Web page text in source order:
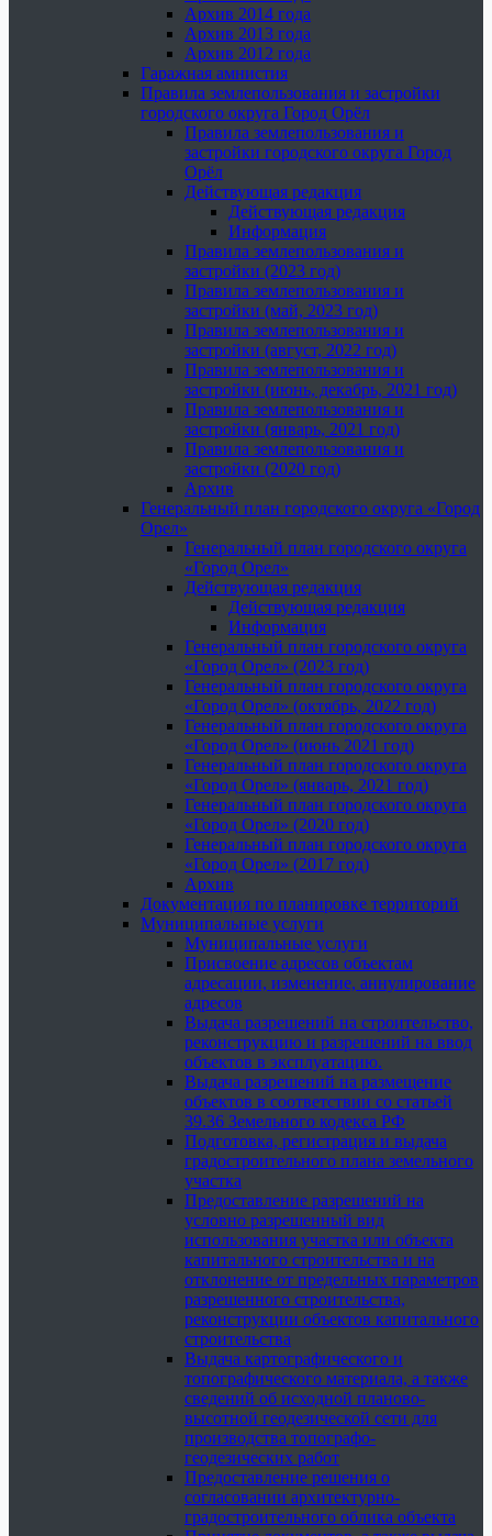
Архив 2014 года
Архив 2013 года
Архив 2012 года
Гаражная амнистия
Правила землепользования и застройки
городского округа Город Орёл
Правила землепользования и
застройки городского округа Город
Орёл
Действующая редакция
Действующая редакция
Информация
Правила землепользования и
застройки (2023 год)
Правила землепользования и
застройки (май, 2023 год)
Правила землепользования и
застройки (август, 2022 год)
Правила землепользования и
застройки (июнь, декабрь, 2021 год)
Правила землепользования и
застройки (январь, 2021 год)
Правила землепользования и
застройки (2020 год)
Архив
Генеральный план городского округа «Город
Орел»
Генеральный план городского округа
«Город Орел»
Действующая редакция
Действующая редакция
Информация
Генеральный план городского округа
«Город Орел» (2023 год)
Генеральный план городского округа
«Город Орел» (октябрь, 2022 год)
Генеральный план городского округа
«Город Орел» (июнь 2021 год)
Генеральный план городского округа
«Город Орел» (январь, 2021 год)
Генеральный план городского округа
«Город Орел» (2020 год)
Генеральный план городского округа
«Город Орел» (2017 год)
Архив
Документация по планировке территорий
Муниципальные услуги
Муниципальные услуги
Присвоение адресов объектам
адресации, изменение, аннулирование
адресов
Выдача разрешений на строительство,
реконструкцию и разрешений на ввод
объектов в эксплуатацию.
Выдача разрешений на размещение
объектов в соответствии со статьей
39.36 Земельного кодекса РФ
Подготовка, регистрация и выдача
градостроительного плана земельного
участка
Предоставление разрешений на
условно разрешенный вид
использования участка или объекта
капитального строительства и на
отклонение от предельных параметров
разрешенного строительства,
реконструкции объектов капитального
строительства
Выдача картографического и
топографического материала, а также
сведений об исходной планово-
высотной геодезической сети для
производства топографо-
геодезических работ
Предоставление решения о
согласовании архитектурно-
градостроительного облика объекта